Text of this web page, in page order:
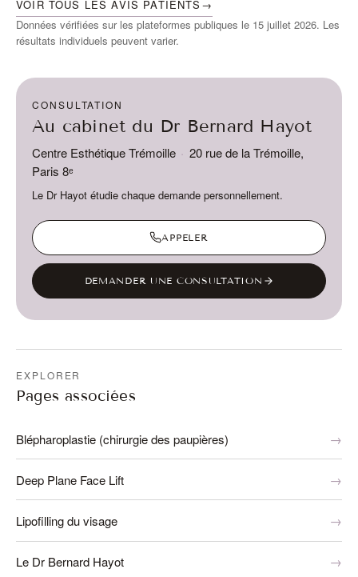
VOIR TOUS LES AVIS PATIENTS →
Données vérifiées sur les plateformes publiques le 15 juillet 2026. Les
résultats individuels peuvent varier.
CONSULTATION
Au cabinet du Dr Bernard Hayot
Centre Esthétique Trémoille · 20 rue de la Trémoille,
Paris 8ᵉ
Le Dr Hayot étudie chaque demande personnellement.
APPELER
DEMANDER UNE CONSULTATION
EXPLORER
Pages associées
Blépharoplastie (chirurgie des paupières)
Deep Plane Face Lift
Lipofilling du visage
Le Dr Bernard Hayot